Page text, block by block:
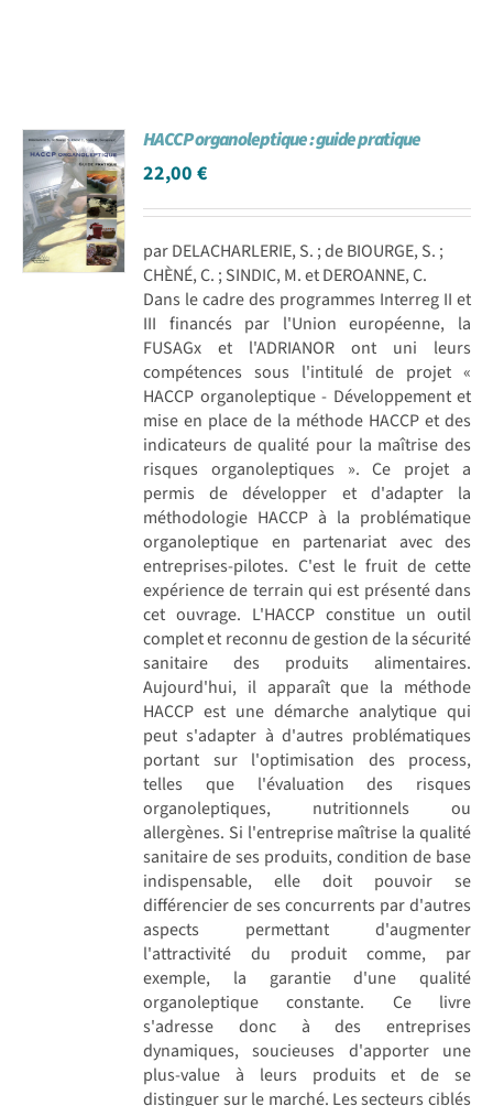
HACCP organoleptique : guide pratique
22,00€
par DELACHARLERIE, S. ; de BIOURGE, S. ;
CHÈNÉ, C. ; SINDIC, M. et DEROANNE, C.
Dans le cadre des programmes Interreg II et
III financés par l'Union européenne, la
FUSAGx et l'ADRIANOR ont uni leurs
compétences sous l'intitulé de projet «
HACCP organoleptique - Développement et
mise en place de la méthode HACCP et des
indicateurs de qualité pour la maîtrise des
risques organoleptiques ». Ce projet a
permis de développer et d'adapter la
méthodologie HACCP à la problématique
organoleptique en partenariat avec des
entreprises-pilotes. C'est le fruit de cette
expérience de terrain qui est présenté dans
cet ouvrage. L'HACCP constitue un outil
complet et reconnu de gestion de la sécurité
sanitaire des produits alimentaires.
Aujourd'hui, il apparaît que la méthode
HACCP est une démarche analytique qui
peut s'adapter à d'autres problématiques
portant sur l'optimisation des process,
telles que l'évaluation des risques
organoleptiques, nutritionnels ou
allergènes. Si l'entreprise maîtrise la qualité
sanitaire de ses produits, condition de base
indispensable, elle doit pouvoir se
différencier de ses concurrents par d'autres
aspects permettant d'augmenter
l'attractivité du produit comme, par
exemple, la garantie d'une qualité
organoleptique constante. Ce livre
s'adresse donc à des entreprises
dynamiques, soucieuses d'apporter une
plus-value à leurs produits et de se
distinguer sur le marché. Les secteurs ciblés